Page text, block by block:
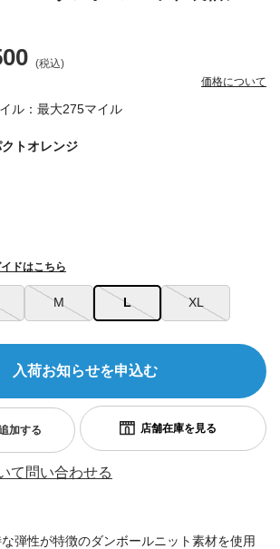
ル：最大275マイル
(税込)
価格について
トオレンジ
M L XL
ドはこちら
加する
入荷お知らせを申込む
て問い合わせる
弾性が特徴のダンボールニット素材を使用